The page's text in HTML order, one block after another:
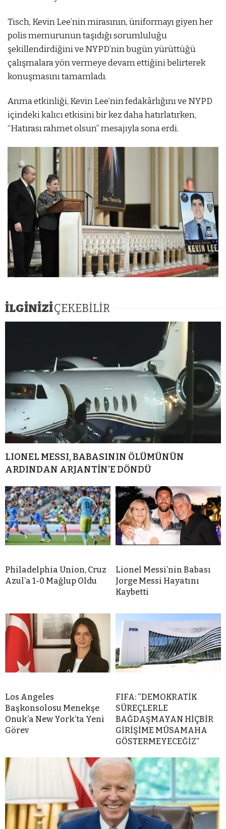
Tisch, Kevin Lee’nin mirasının, üniformayı giyen her
polis memurunun taşıdığı sorumluluğu
şekillendirdiğini ve NYPD’nin bugün yürüttüğü
çalışmalara yön vermeye devam ettiğini belirterek
konuşmasını tamamladı.
Anma etkinliği, Kevin Lee’nin fedakârlığını ve NYPD
içindeki kalıcı etkisini bir kez daha hatırlatırken,
“Hatırası rahmet olsun” mesajıyla sona erdi.
İLGİNİZİÇEKEBİLİR
LIONEL MESSI, BABASININ ÖLÜMÜNÜN
ARDINDAN ARJANTİN’E DÖNDÜ
Philadelphia Union, Cruz
Azul’a 1-0 Mağlup Oldu
Lionel Messi’nin Babası
Jorge Messi Hayatını
Kaybetti
Los Angeles
Başkonsolosu Menekşe
Onuk’a New York’ta Yeni
Görev
FIFA: “DEMOKRATİK
SÜREÇLERLE
BAĞDAŞMAYAN HİÇBİR
GİRİŞİME MÜSAMAHA
GÖSTERMEYECEĞİZ”